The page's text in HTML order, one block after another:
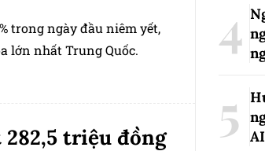
trong ngày đầu niêm yết,
lớn nhất Trung Quốc.
triệu đồng